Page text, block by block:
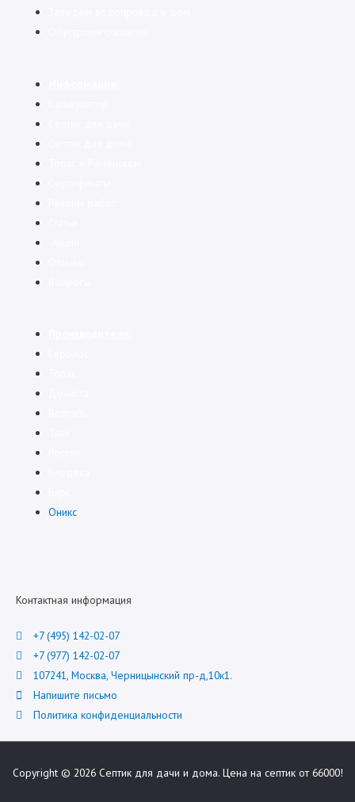
Оникс
Контактная информация
+7 (495) 142-02-07
+7 (977) 142-02-07
107241, Москва, Черницынский пр-д,10к1.
Напишите письмо
Политика конфиденциальности
Copyright © 2026 Септик для дачи и дома. Цена на септик от 66000!